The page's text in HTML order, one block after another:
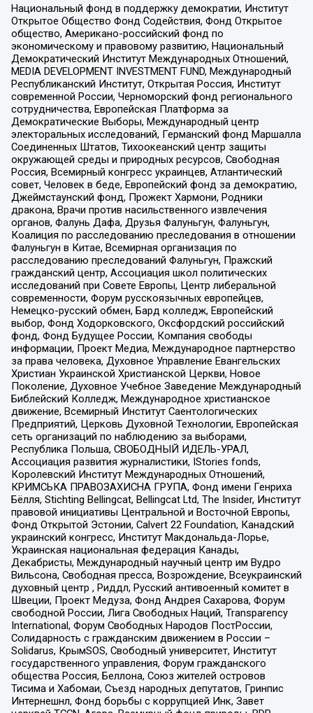
Национальный фонд в поддержку демократии, Институт
Открытое Общество Фонд Содействия, Фонд Открытое
общество, Американо-российский фонд по
экономическому и правовому развитию, Национальный
Демократический Институт Международных Отношений,
MEDIA DEVELOPMENT INVESTMENT FUND, Международный
Республиканский Институт, Открытая Россия, Институт
современной России, Черноморский фонд регионального
сотрудничества, Европейская Платформа за
Демократические Выборы, Международный центр
электоральных исследований, Германский фонд Маршалла
Соединенных Штатов, Тихоокеанский центр защиты
окружающей среды и природных ресурсов, Свободная
Россия, Всемирный конгресс украинцев, Атлантический
совет, Человек в беде, Европейский фонд за демократию,
Джеймстаунский фонд, Прожект Хармони, Родники
дракона, Врачи против насильственного извлечения
органов, Фалунь Дафа, Друзья Фалуньгун, Фалуньгун,
Коалиция по расследованию преследования в отношении
Фалуньгун в Китае, Всемирная организация по
расследованию преследований Фалуньгун, Пражский
гражданский центр, Ассоциация школ политических
исследований при Совете Европы, Центр либеральной
современности, Форум русскоязычных европейцев,
Немецко-русский обмен, Бард колледж, Европейский
выбор, Фонд Ходорковского, Оксфордский российский
фонд, Фонд Будущее России, Компания свободы
информации, Проект Медиа, Международное партнерство
за права человека, Духовное Управление Евангельских
Христиан Украинской Христианской Церкви, Новое
Поколение, Духовное Учебное Заведение Международный
Библейский Колледж, Международное христианское
движение, Всемирный Институт Саентологических
Предприятий, Церковь Духовной Технологии, Европейская
сеть организаций по наблюдению за выборами,
Республика Польша, СВОБОДНЫЙ ИДЕЛЬ-УРАЛ,
Ассоциация развития журналистики, IStories fonds,
Королевский Институт Международных Отношений,
КРИМСЬКА ПРАВОЗАХИСНА ГРУПА, Фонд имени Генриха
Бёлля, Stichting Bellingcat, Bellingcat Ltd, The Insider, Институт
правовой инициативы Центральной и Восточной Европы,
Фонд Открытой Эстонии, Calvert 22 Foundation, Канадский
украинский конгресс, Институт Макдональда-Лорье,
Украинская национальная федерация Канады,
Декабристы, Международный научный центр им Вудро
Вильсона, Свободная пресса, Возрождение, Всеукраинский
духовный центр , Риддл, Русский антивоенный комитет в
Швеции, Проект Медуза, Фонд Андрея Сахарова, Форум
свободной России, Лига Свободных Наций, Transparеncy
International, Форум Свободных Народов ПостРоссии,
Солидарность с гражданским движением в России –
Solidarus, КрымSOS, Свободный университет, Институт
государственного управления, Форум гражданского
общества Россия, Беллона, Союз жителей островов
Тисима и Хабомаи, Съезд народных депутатов, Гринпис
Интернешнл, Фонд борьбы с коррупцией Инк, Завет